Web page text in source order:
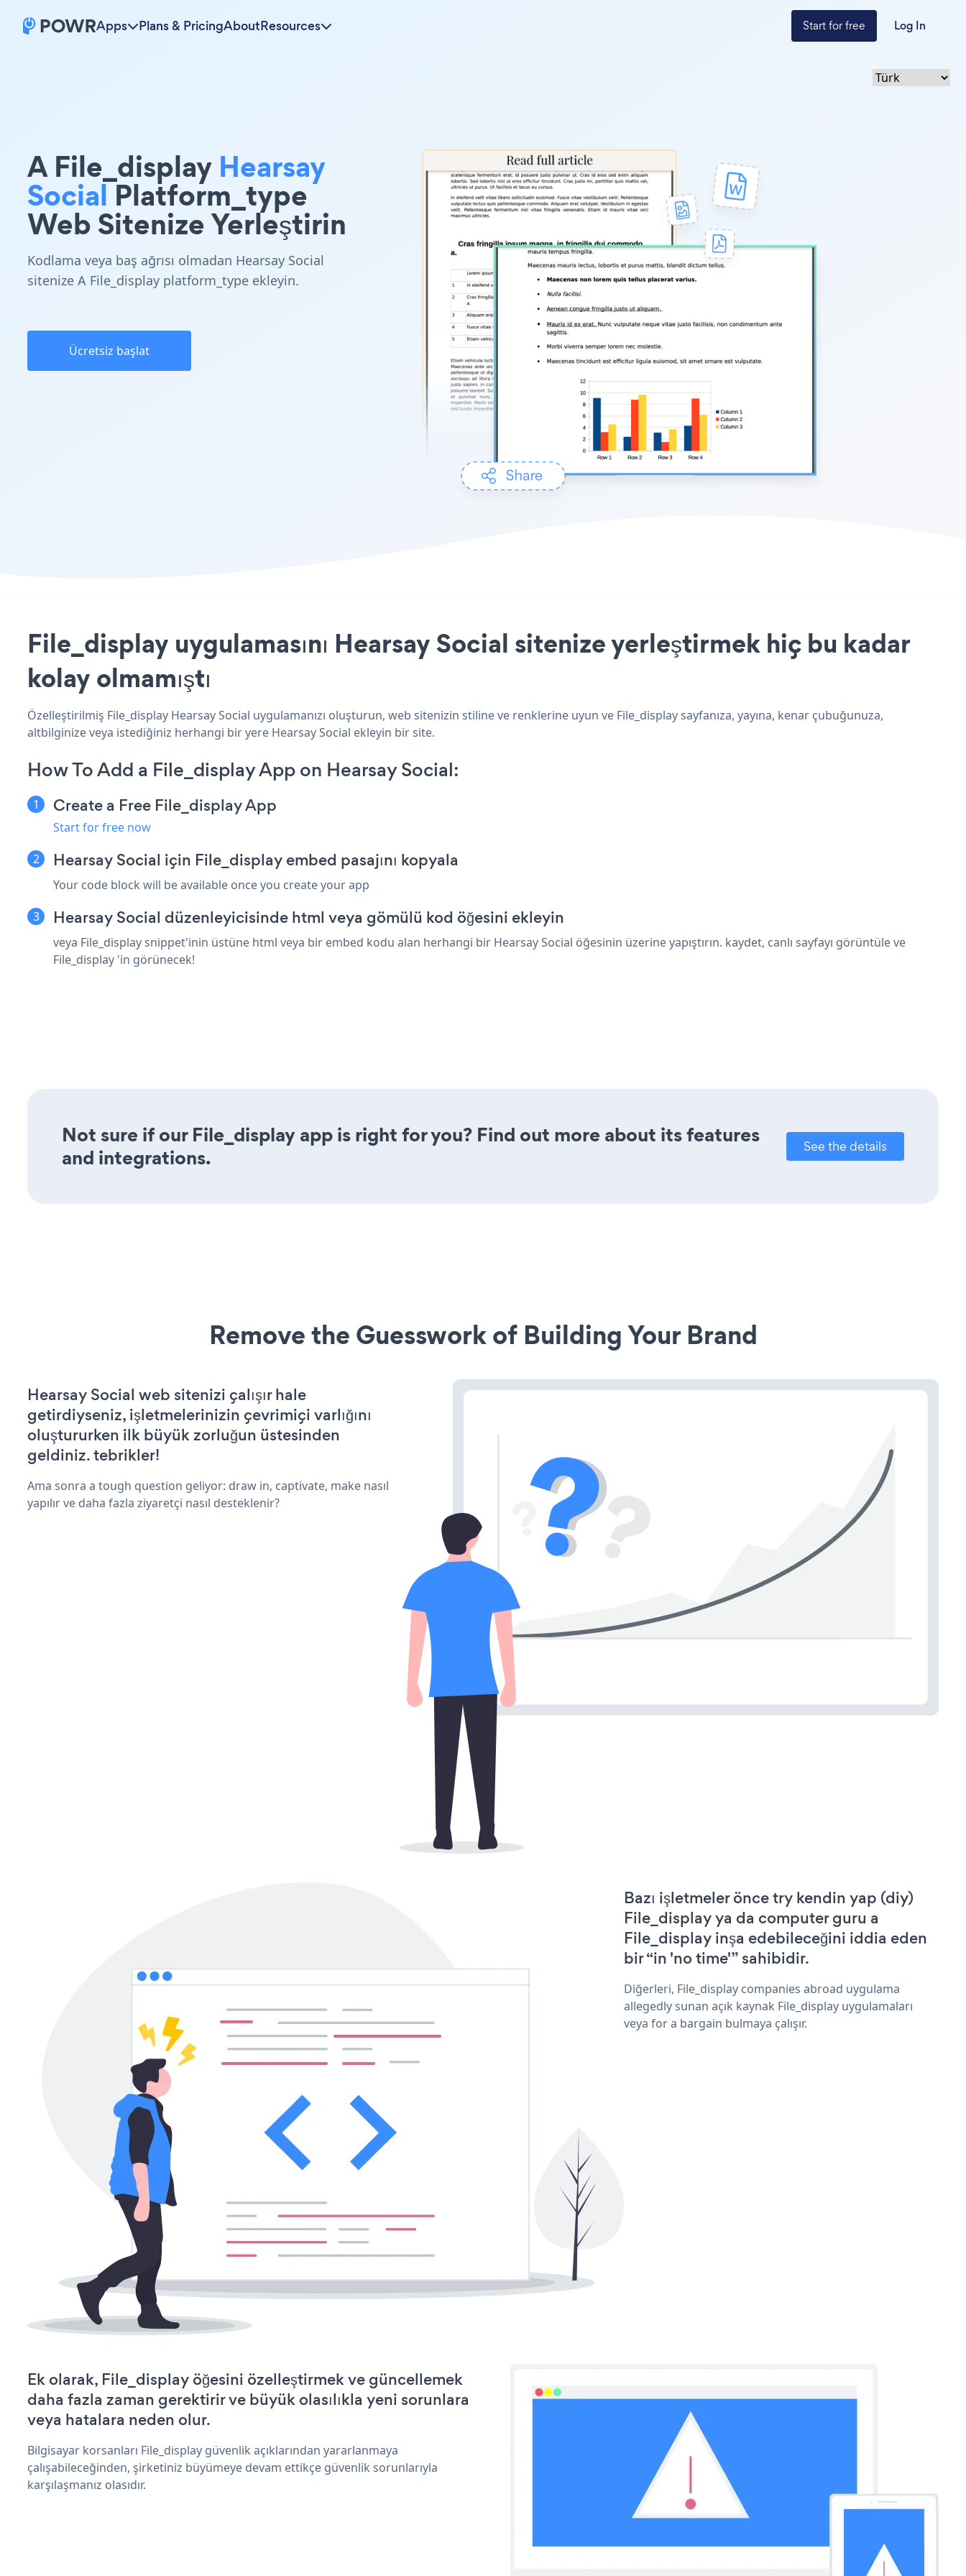
Apps Plans & PricingAboutResources Start for free Log In
A File_display Hearsay
SocialPlatform_type
Web Sitenize Yerleştirin
Kodlama veya baş ağrısı olmadan Hearsay Social
sitenize A File_display platform_type ekleyin.
Ücretsiz başlat
File_display uygulamasını Hearsay Social sitenize yerleştirmek hiç bu kadar
kolay olmamıştı
Özelleştirilmiş File_display Hearsay Social uygulamanızı oluşturun, web sitenizin stiline ve renklerine uyun ve File_display sayfanıza, yayına, kenar çubuğunuza,
altbilginize veya istediğiniz herhangi bir yere Hearsay Social ekleyin bir site.
How To Add a File_display App on Hearsay Social:
Create a Free File_display App
Start for free now
Hearsay Social için File_display embed pasajını kopyala
Your code block will be available once you create your app
Hearsay Social düzenleyicisinde html veya gömülü kod öğesini ekleyin
veya File_display snippet'inin üstüne html veya bir embed kodu alan herhangi bir Hearsay Social öğesinin üzerine yapıştırın. kaydet, canlı sayfayı görüntüle ve
File_display 'in görünecek!
Not sure if our File_display app is right for you? Find out more about its features
and integrations.
See the details
Remove the Guesswork of Building Your Brand
Hearsay Social web sitenizi çalışır hale
getirdiyseniz, işletmelerinizin çevrimiçi varlığını
oluştururken ilk büyük zorluğun üstesinden
geldiniz. tebrikler!
Ama sonra a tough question geliyor: draw in, captivate, make nasıl
yapılır ve daha fazla ziyaretçi nasıl desteklenir?
Bazı işletmeler önce try kendin yap (diy)
File_display ya da computer guru a
File_display inşa edebileceğini iddia eden
bir “in 'no time'” sahibidir.
Diğerleri, File_display companies abroad uygulama
allegedly sunan açık kaynak File_display uygulamaları
veya for a bargain bulmaya çalışır.
Ek olarak, File_display öğesini özelleştirmek ve güncellemek
daha fazla zaman gerektirir ve büyük olasılıkla yeni sorunlara
veya hatalara neden olur.
Bilgisayar korsanları File_display güvenlik açıklarından yararlanmaya
çalışabileceğinden, şirketiniz büyümeye devam ettikçe güvenlik sorunlarıyla
karşılaşmanız olasıdır.